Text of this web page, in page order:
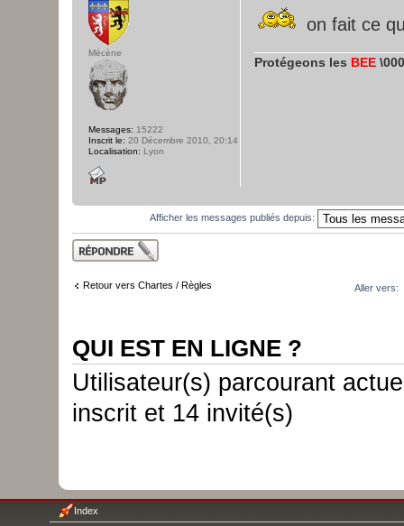
on fait ce
Protégeons les BEE
Mécène
Messages: 15222
Inscrit le: 20 Décembre 2010, 20:14
Localisation: Lyon
Afficher les messages publiés depuis:
Publier une
réponse
Retour vers Chartes / Règles Aller vers:
QUI EST EN LIGNE ?
Utilisateur(s) parcourant
inscrit et 14 invité(s)
Index